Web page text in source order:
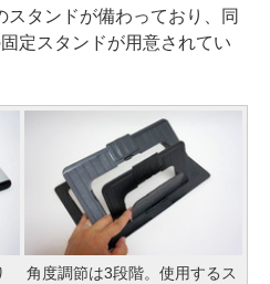
スタンドが備わっており、同
定スタンドが用意されてい
角度調節は3段階。使用するス